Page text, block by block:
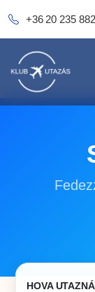
+36 20 235
HOVA